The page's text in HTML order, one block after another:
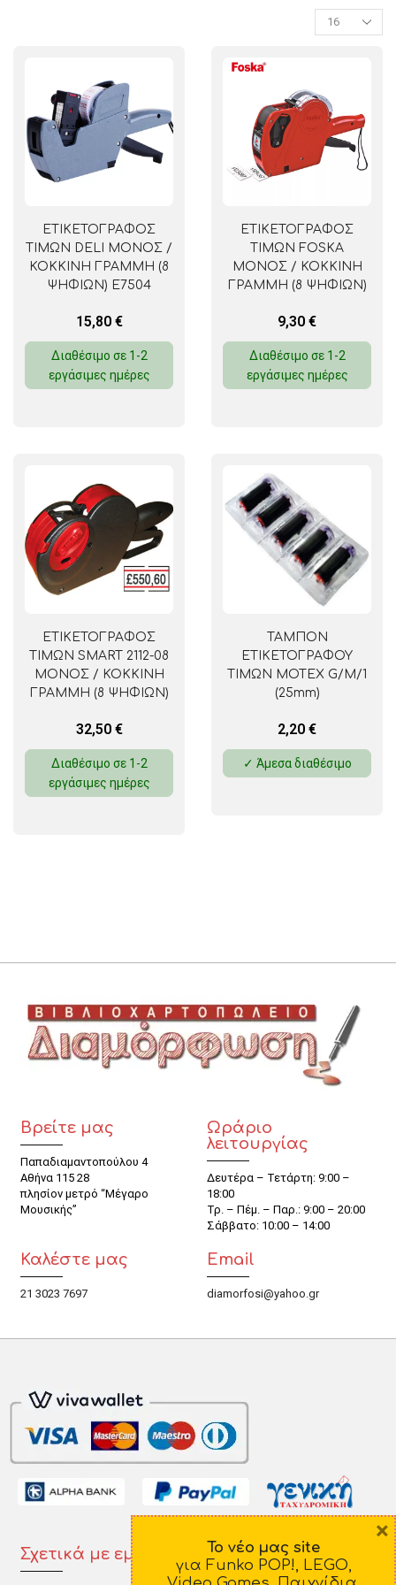
ΕΤΙΚΕΤΟΓΡΑΦΟΣ
ΤΙΜΩΝ DELI ΜΟΝΟΣ /
ΚΟΚΚΙΝΗ ΓΡΑΜΜΗ (8
ΨΗΦΙΩΝ) E7504
15,80 €
Διαθέσιμο σε 1-2
εργάσιμες ημέρες
ΕΤΙΚΕΤΟΓΡΑΦΟΣ
ΤΙΜΩΝ FOSKA
ΜΟΝΟΣ / ΚΟΚΚΙΝΗ
ΓΡΑΜΜΗ (8 ΨΗΦΙΩΝ)
9,30 €
Διαθέσιμο σε 1-2
εργάσιμες ημέρες
ΕΤΙΚΕΤΟΓΡΑΦΟΣ
ΤΙΜΩΝ SMART 2112-08
ΜΟΝΟΣ / ΚΟΚΚΙΝΗ
ΓΡΑΜΜΗ (8 ΨΗΦΙΩΝ)
32,50 €
Διαθέσιμο σε 1-2
εργάσιμες ημέρες
ΤΑΜΠΟΝ
ΕΤΙΚΕΤΟΓΡΑΦΟΥ
ΤΙΜΩΝ MOTEX G/M/1
(25mm)
2,20 €
✓ Άμεσα διαθέσιμο
Βρείτε μας
Παπαδιαμαντοπούλου 4
Αθήνα 115 28
πλησίον μετρό “Μέγαρο
Μουσικής”
Ωράριο
λειτουργίας
Δευτέρα – Τετάρτη: 9:00 –
18:00
Τρ. – Πέμ. – Παρ.: 9:00 – 20:00
Σάββατο: 10:00 – 14:00
Καλέστε μας
21 3023 7697
Email
diamorfosi@yahoo.gr
Σχετικά με εμάς Πληροφορίες
Το νέο μας site
για Funko POP!, LEGO,
×